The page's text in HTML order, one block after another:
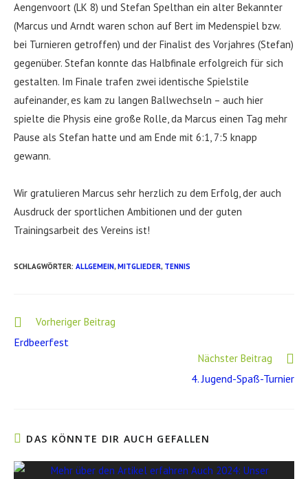
Aengenvoort (LK 8) und Stefan Spelthan ein alter Bekannter
(Marcus und Arndt waren schon auf Bert im Medenspiel bzw.
bei Turnieren getroffen) und der Finalist des Vorjahres (Stefan)
gegenüber. Stefan konnte das Halbfinale erfolgreich für sich
gestalten. Im Finale trafen zwei identische Spielstile
aufeinander, es kam zu langen Ballwechseln – auch hier
spielte die Physis eine große Rolle, da Marcus einen Tag mehr
Pause als Stefan hatte und am Ende mit 6:1, 7:5 knapp
gewann.
Wir gratulieren Marcus sehr herzlich zu dem Erfolg, der auch
Ausdruck der sportlichen Ambitionen und der guten
Trainingsarbeit des Vereins ist!
SCHLAGWÖRTER: ALLGEMEIN, MITGLIEDER, TENNIS
Weitere
ansehen
Vorheriger Beitrag
Erdbeerfest
Nächster Beitrag
4. Jugend-Spaß-Turnier
DAS KÖNNTE DIR AUCH GEFALLEN